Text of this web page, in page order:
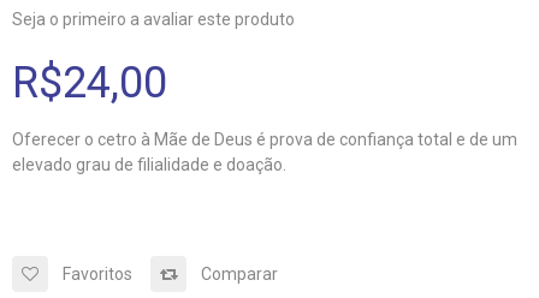
Seja o primeiro a avaliar este produto
R$24,00
Oferecer o cetro à Mãe de Deus é prova de confiança total e de um
elevado grau de filialidade e doação.
Favoritos Comparar